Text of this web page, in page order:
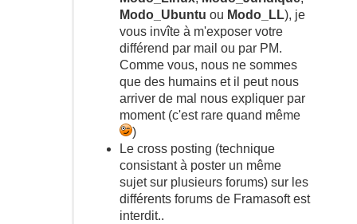
Modo_Ubuntu ou Modo_LL), je
vous invîte à m'exposer votre
différend par mail ou par PM.
Comme vous, nous ne sommes
que des humains et il peut nous
arriver de mal nous expliquer par
moment (c'est rare quand même
)
Le cross posting (technique
consistant à poster un même
sujet sur plusieurs forums) sur les
différents forums de Framasoft est
interdit..